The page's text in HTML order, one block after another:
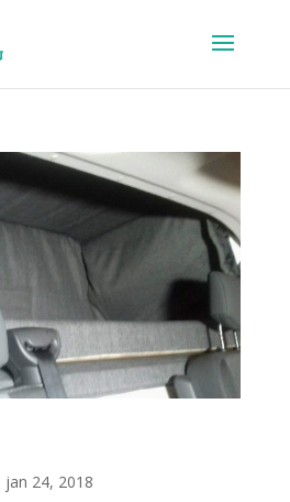
jan 24, 2018